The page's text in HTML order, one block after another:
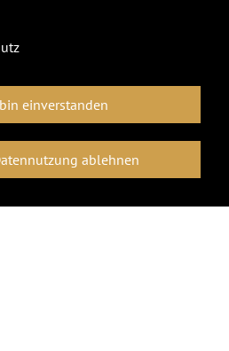
zur Kenntnis
Absenden
einverstanden
ablehnen